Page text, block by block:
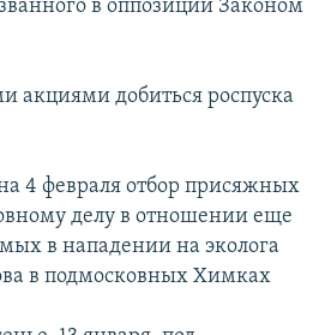
в оппозиции Законом
акциями добиться роспуска
4 февраля отбор присяжных
делу в отношении еще
в нападении на эколога
в подмосковных Химках